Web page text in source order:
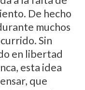
De hecho
muchos
Sin
en libertad
esta idea
que